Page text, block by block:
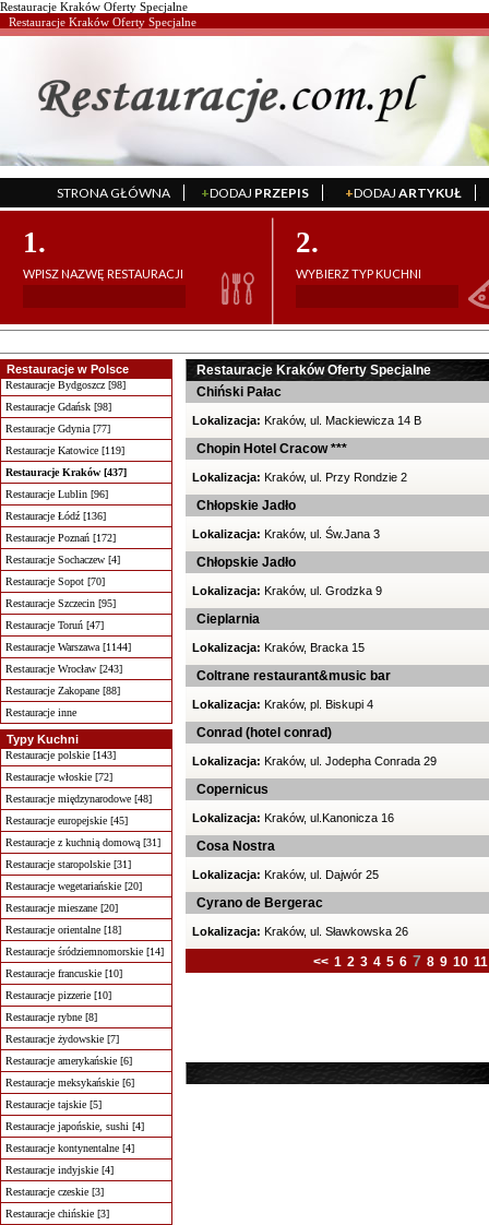
Restauracje Kraków Oferty Specjalne
Restauracje Kraków Oferty Specjalne
STRONA GŁÓWNA +DODAJ PRZEPIS +DODAJ ARTYKUŁ
1.
WPISZ NAZWĘ RESTAURACJI
2.
WYBIERZ TYP KUCHNI
Restauracje w Polsce
Restauracje Bydgoszcz [98]
Restauracje Gdańsk [98]
Restauracje Gdynia [77]
Restauracje Katowice [119]
Restauracje Kraków [437]
Restauracje Lublin [96]
Restauracje Łódź [136]
Restauracje Poznań [172]
Restauracje Sochaczew [4]
Restauracje Sopot [70]
Restauracje Szczecin [95]
Restauracje Toruń [47]
Restauracje Warszawa [1144]
Restauracje Wrocław [243]
Restauracje Zakopane [88]
Restauracje inne
Typy Kuchni
Restauracje polskie [143]
Restauracje włoskie [72]
Restauracje międzynarodowe [48]
Restauracje europejskie [45]
Restauracje z kuchnią domową [31]
Restauracje staropolskie [31]
Restauracje wegetariańskie [20]
Restauracje mieszane [20]
Restauracje orientalne [18]
Restauracje śródziemnomorskie [14]
Restauracje francuskie [10]
Restauracje pizzerie [10]
Restauracje rybne [8]
Restauracje żydowskie [7]
Restauracje amerykańskie [6]
Restauracje meksykańskie [6]
Restauracje tajskie [5]
Restauracje japońskie, sushi [4]
Restauracje kontynentalne [4]
Restauracje indyjskie [4]
Restauracje czeskie [3]
Restauracje chińskie [3]
Restauracje Kraków Oferty Specjalne
Chiński Pałac
Lokalizacja: Kraków, ul. Mackiewicza 14 B
Chopin Hotel Cracow ***
Lokalizacja: Kraków, ul. Przy Rondzie 2
Chłopskie Jadło
Lokalizacja: Kraków, ul. Św.Jana 3
Chłopskie Jadło
Lokalizacja: Kraków, ul. Grodzka 9
Cieplarnia
Lokalizacja: Kraków, Bracka 15
Coltrane restaurant&music bar
Lokalizacja: Kraków, pl. Biskupi 4
Conrad (hotel conrad)
Lokalizacja: Kraków, ul. Jodepha Conrada 29
Copernicus
Lokalizacja: Kraków, ul.Kanonicza 16
Cosa Nostra
Lokalizacja: Kraków, ul. Dajwór 25
Cyrano de Bergerac
Lokalizacja: Kraków, ul. Sławkowska 26
<< 1 2 3 4 5 6 7 8 9 10 11